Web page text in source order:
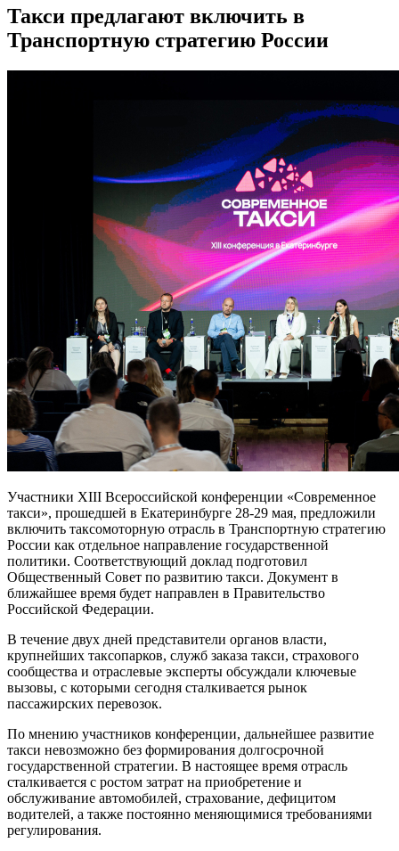
Такси предлагают включить в
Транспортную стратегию России
Участники XIII Всероссийской конференции «Современное
такси», прошедшей в Екатеринбурге 28-29 мая, предложили
включить таксомоторную отрасль в Транспортную стратегию
России как отдельное направление государственной
политики. Соответствующий доклад подготовил
Общественный Совет по развитию такси. Документ в
ближайшее время будет направлен в Правительство
Российской Федерации.
В течение двух дней представители органов власти,
крупнейших таксопарков, служб заказа такси, страхового
сообщества и отраслевые эксперты обсуждали ключевые
вызовы, с которыми сегодня сталкивается рынок
пассажирских перевозок.
По мнению участников конференции, дальнейшее развитие
такси невозможно без формирования долгосрочной
государственной стратегии. В настоящее время отрасль
сталкивается с ростом затрат на приобретение и
обслуживание автомобилей, страхование, дефицитом
водителей, а также постоянно меняющимися требованиями
регулирования.